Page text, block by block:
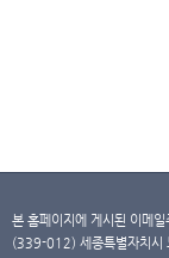
본 홈페이지에 게시된 이메
(339-012) 세종특별자치